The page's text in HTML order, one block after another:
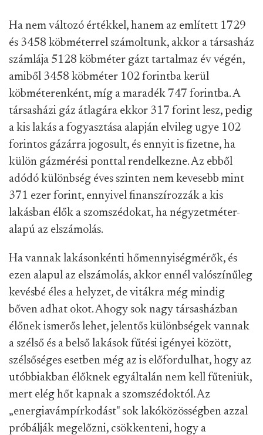
Ha nem változó értékkel, hanem az említett 1729
és 3458 köbméterrel számoltunk, akkor a társasház
számlája 5128 köbméter gázt tartalmaz év végén,
amiből 3458 köbméter 102 forintba kerül
köbméterenként, míg a maradék 747 forintba. A
társasházi gáz átlagára ekkor 317 forint lesz, pedig
a kis lakás a fogyasztása alapján elvileg ugye 102
forintos gázárra jogosult, és ennyit is fizetne, ha
külön gázmérési ponttal rendelkezne. Az ebből
adódó különbség éves szinten nem kevesebb mint
371 ezer forint, ennyivel finanszírozzák a kis
lakásban élők a szomszédokat, ha négyzetméter-
alapú az elszámolás.
Ha vannak lakásonkénti hőmennyiségmérők, és
ezen alapul az elszámolás, akkor ennél valószínűleg
kevésbé éles a helyzet, de vitákra még mindig
bőven adhat okot. Ahogy sok nagy társasházban
élőnek ismerős lehet, jelentős különbségek vannak
a szélső és a belső lakások fűtési igényei között,
szélsőséges esetben még az is előfordulhat, hogy az
utóbbiakban élőknek egyáltalán nem kell fűteniük,
mert elég hőt kapnak a szomszédoktól. Az
„energiavámpírkodást" sok lakóközösségben azzal
próbálják megelőzni, csökkenteni, hogy a